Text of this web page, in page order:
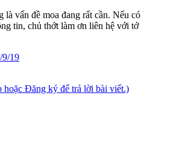
là vấn đề moa đang rất cần. Nếu có
tin, chủ thớt làm ơn liên hệ với tớ
9/19
hoặc Đăng ký để trả lời bài viết.)